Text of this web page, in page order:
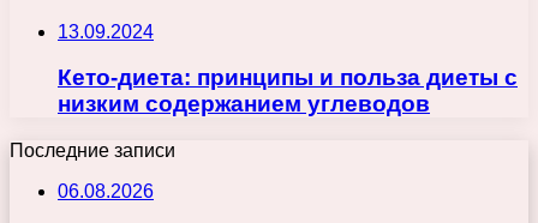
13.09.2024
Кето-диета: принципы и польза диеты с
низким содержанием углеводов
Последние записи
06.08.2026